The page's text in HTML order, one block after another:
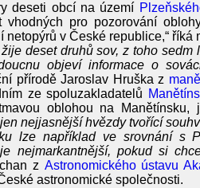
deseti obcí na území
vhodných pro pozorování
v České republice,“ říká
deset druhů sov, z toho sedm
objeví informace o
přírodě Jaroslav Hruška z
ze spoluzakladatelů
oblohou na Manětínsku,
nejjasnější hvězdy tvořící
lze například ve srovnání s
nejmarkantnější, pokud si
z Astronomického ústavu
astronomické společnosti.